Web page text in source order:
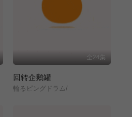
全24集
回转企鹅罐
輪るピングドラム/